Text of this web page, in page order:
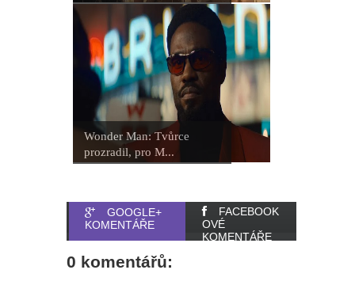
Wonder Man: Tvůrce
prozradil, pro M...
GOOGLE+
KOMENTÁŘE
FACEBOOK
OVÉ
KOMENTÁŘE
0 komentářů: